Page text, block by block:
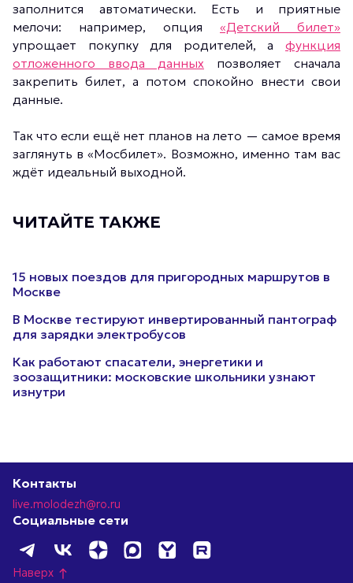
заполнится автоматически. Есть и приятные
мелочи: например, опция «Детский билет»
упрощает покупку для родителей, а функция
отложенного ввода данных позволяет сначала
закрепить билет, а потом спокойно внести свои
данные.
Так что если ещё нет планов на лето — самое время
заглянуть в «Мосбилет». Возможно, именно там вас
ждёт идеальный выходной.
ЧИТАЙТЕ ТАКЖЕ
15 новых поездов для пригородных маршрутов в
Москве
В Москве тестируют инвертированный пантограф
для зарядки электробусов
Как работают спасатели, энергетики и
зоозащитники: московские школьники узнают
изнутри
Контакты
live.molodezh@ro.ru
Социальные сети
Наверх north